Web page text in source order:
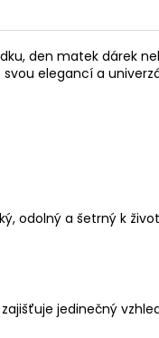
, den matek dárek
elegancí a
odolný a šetrný k
jedinečný